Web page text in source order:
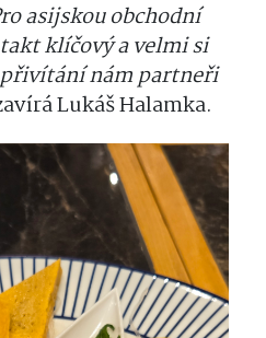
u slavnostní večeře
jak upevnit
asijskou obchodní
klíčový a velmi si
nám partneři
Lukáš Halamka.